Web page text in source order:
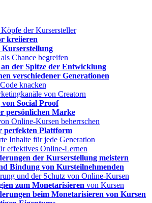
der Kursersteller
kreiieren
Kurserstellung
Chance begreifen
der Spitze der Entwicklung
verschiedener Generationen
knacken
von Creatorn
Social Proof
persönlichen Marke
Online-Kursen beherrschen
perfekten Plattform
Inhalte für jede Generation
effektives Online-Lernen
der Kurserstellung meistern
Bindung von Kursteilnehmenden
und der Schutz von Online-Kursen
zum Monetarisieren von Kursen
beim Monetarisieren von Kursen